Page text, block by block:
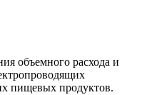
объемного расхода и
пищевых продуктов.